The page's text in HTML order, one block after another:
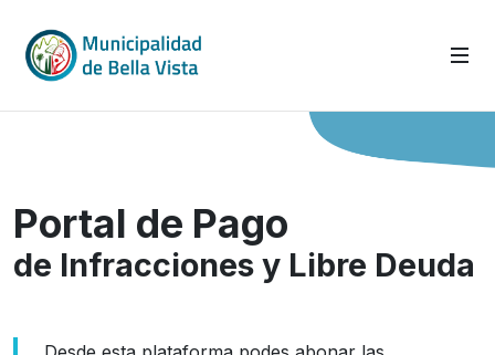
Portal de Pago
de Infracciones y Libre Deuda